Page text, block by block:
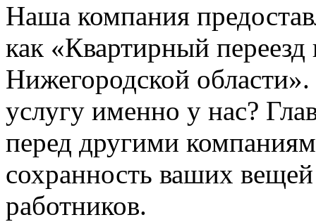
Наша компания
как «Квартирный
Нижегородской области».
услугу именно у нас?
перед другими
сохранность ваших
работников.